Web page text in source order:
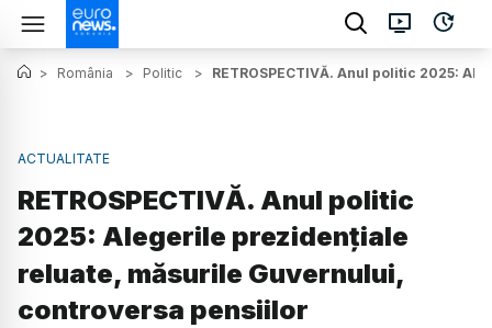
> România > Politic > RETROSPECTIVĂ. Anul politic 2025:
ACTUALITATE
RETROSPECTIVĂ. Anul politic
2025: Alegerile prezidențiale
reluate, măsurile Guvernului,
controversa pensiilor